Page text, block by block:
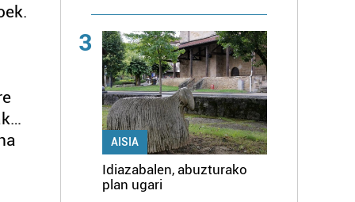
3
AISIA
Idiazabalen, abuzturako
plan ugari